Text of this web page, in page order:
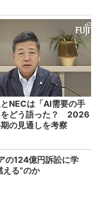
NECは「AI需要の手
をどう語った？ 2026
の見通しを考察
の124億円訴訟に学
える”のか